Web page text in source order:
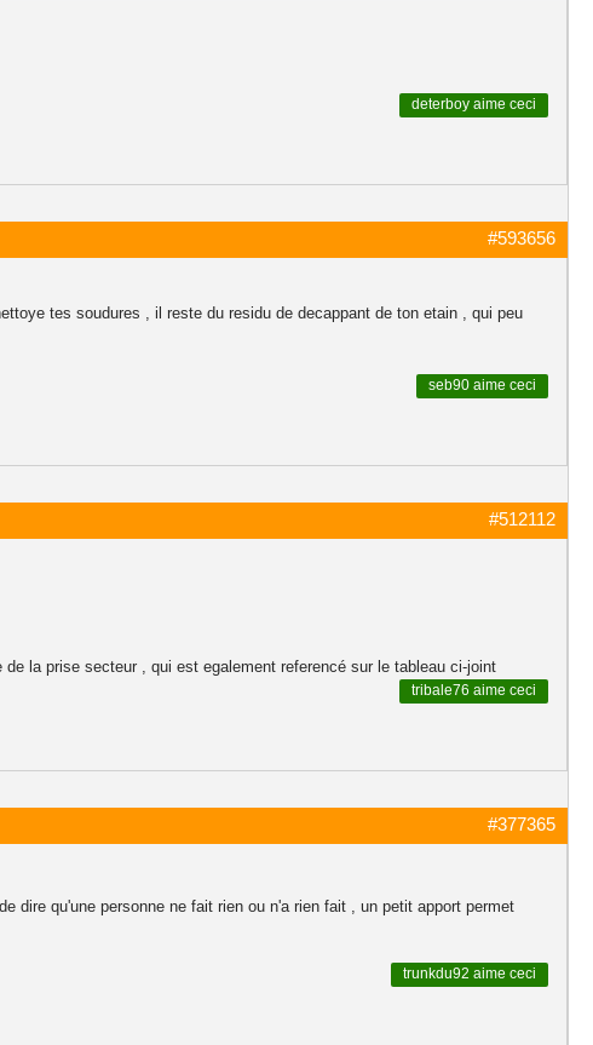
deterboy aime ceci
#593656
tes soudures , il reste du residu de decappant de ton etain , qui peu
seb90 aime ceci
#512112
la prise secteur , qui est egalement referencé sur le tableau ci-joint
tribale76 aime ceci
#377365
dire qu'une personne ne fait rien ou n'a rien fait , un petit apport permet
trunkdu92 aime ceci